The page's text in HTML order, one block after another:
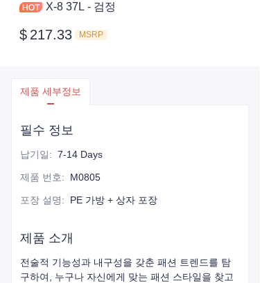
X-8 37L - 검정
$ 217.33 MSRP
제품 세부정보
필수 정보
납기일: 7-14 Days
제품 번호: M0805
포장 설명: PE 가방 + 상자 포장
제품 소개
전술적 기능성과 내구성을 갖춘 패션 트렌드를 탐
구하여, 누구나 자신에게 맞는 패션 스타일을 찾고